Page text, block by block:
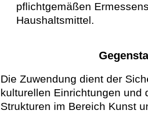
pflichtgemäßen
Haushaltsmittel.
Die Zuwendung dient der
kulturellen Einrichtungen und
Strukturen im Bereich Kunst